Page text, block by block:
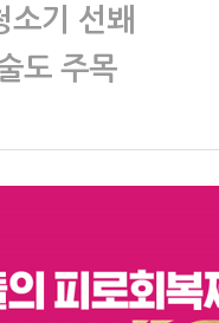
소기 선봬
도 주목